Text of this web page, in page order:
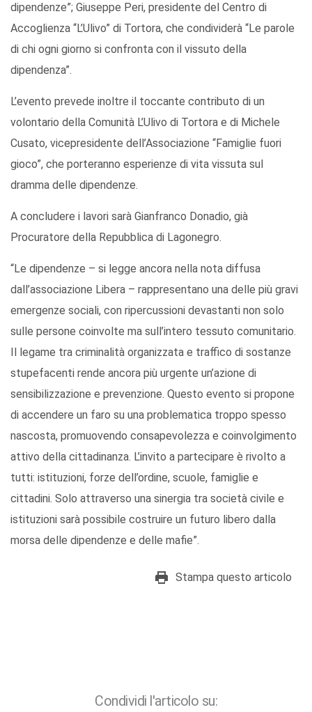
dipendenze”; Giuseppe Peri, presidente del Centro di
Accoglienza “L’Ulivo” di Tortora, che condividerà “Le parole
di chi ogni giorno si confronta con il vissuto della
dipendenza”.
L’evento prevede inoltre il toccante contributo di un
volontario della Comunità L’Ulivo di Tortora e di Michele
Cusato, vicepresidente dell’Associazione “Famiglie fuori
gioco”, che porteranno esperienze di vita vissuta sul
dramma delle dipendenze.
A concludere i lavori sarà Gianfranco Donadio, già
Procuratore della Repubblica di Lagonegro.
“Le dipendenze – si legge ancora nella nota diffusa
dall’associazione Libera – rappresentano una delle più gravi
emergenze sociali, con ripercussioni devastanti non solo
sulle persone coinvolte ma sull’intero tessuto comunitario.
Il legame tra criminalità organizzata e traffico di sostanze
stupefacenti rende ancora più urgente un’azione di
sensibilizzazione e prevenzione. Questo evento si propone
di accendere un faro su una problematica troppo spesso
nascosta, promuovendo consapevolezza e coinvolgimento
attivo della cittadinanza. L’invito a partecipare è rivolto a
tutti: istituzioni, forze dell’ordine, scuole, famiglie e
cittadini. Solo attraverso una sinergia tra società civile e
istituzioni sarà possibile costruire un futuro libero dalla
morsa delle dipendenze e delle mafie”.
Stampa questo articolo
Condividi l'articolo su: